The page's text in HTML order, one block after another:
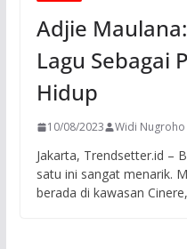
Adjie
Lagu Sebagai
Hidup
10/08/2023 Widi Nugroho
Jakarta, Trendsetter.id –
satu ini sangat menarik.
berada di kawasan